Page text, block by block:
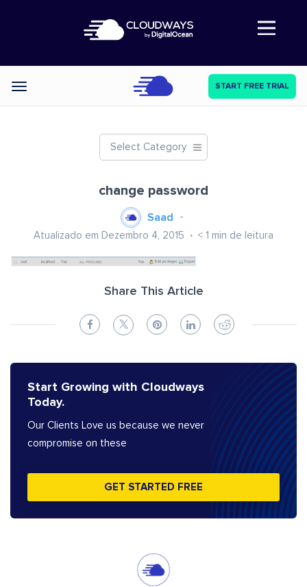
Abre a navegação
Categories START FREE TRIAL
Select Category
change password
Saad
Atualizado em Dezembro 4, 2015 < 1 min de leitura
Share This Article
Start Growing with Cloudways
Today.
Our Clients Love us because we never
compromise on these
GET STARTED FREE